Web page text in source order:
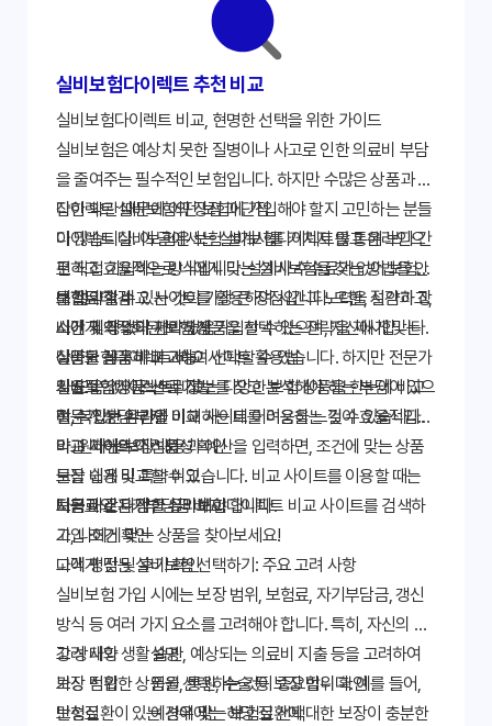
실비보험다이렉트 추천 비교
실비보험다이렉트 비교, 현명한 선택을 위한 가이드
실비보험은 예상치 못한 질병이나 사고로 인한 의료비 부담
을 줄여주는 필수적인 보험입니다. 하지만 수많은 상품과 복
잡한 약관 때문에 어떤 보험에 가입해야 할지 고민하는 분들
이 많습니다. 이 글에서는 실비보험다이렉트를 통해 보다 간
편하고 효율적으로 나에게 맞는 실비보험을 찾는 방법을 안
내합니다. 비교 사이트를 활용하여 시간과 노력을 절약하고,
나에게 최적화된 보험 상품을 선택하는 전략을 제시합니다.
다이렉트 실비보험의 장점과 단점
다이렉트 실비보험은 보험 설계사를 거치지 않고 온라인으
로 직접 가입하는 방식입니다. 설계사 수수료가 없어 보험료
를 절약할 수 있는 것이 가장 큰 장점입니다. 또한, 시간과 장
소에 제약 없이 편리하게 가입할 수 있으며, 자신에게 맞는
상품을 꼼꼼히 비교하여 선택할 수 있습니다. 하지만 전문가
의 도움 없이 스스로 정보를 찾고 분석해야 하는 부담이 있으
며, 복잡한 약관을 이해하는 데 어려움을 느낄 수 있습니다.
보험료 절감
시간 및 장소의 제약 없음
다양한 상품 비교 가능
자율적인 상품 선택 가능
전문가 상담 부재
약관 이해의 어려움
실비보험다이렉트 비교 사이트 활용법
실비보험다이렉트 비교는 다양한 보험 상품을 한눈에 비교
할 수 있는 온라인 비교 사이트를 이용하는 것이 효율적입니
다. 원하는 보장 내용과 예산을 입력하면, 조건에 맞는 상품
들을 쉽게 비교할 수 있습니다. 비교 사이트를 이용할 때는
다음과 같은 점을 유의해야 합니다.
비교 사이트의 신뢰성 확인
보장 내용 및 특약 비교
보험료와 자기부담금 비교
가입 조건 확인
고객 평점 및 후기 확인
지금 바로 다양한 실비보험다이렉트 비교 사이트를 검색하
고, 나에게 맞는 상품을 찾아보세요!
나에게 맞는 실비보험 선택하기: 주요 고려 사항
실비보험 가입 시에는 보장 범위, 보험료, 자기부담금, 갱신
방식 등 여러 가지 요소를 고려해야 합니다. 특히, 자신의 건
강 상태와 생활 습관, 예상되는 의료비 지출 등을 고려하여
가장 적합한 상품을 선택하는 것이 중요합니다. 예를 들어,
만성질환이 있는 경우에는 해당 질환에 대한 보장이 충분한
고려 사항
설명
보장 범위
입원, 통원, 수술 등 보장 범위 확인
보험료
예산에 맞는 보험료 선택